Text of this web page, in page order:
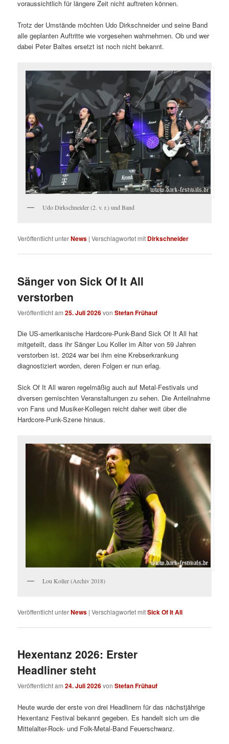
voraussichtlich für längere Zeit nicht auftreten können.
Trotz der Umstände möchten Udo Dirkschneider und seine Band
alle geplanten Auftritte wie vorgesehen wahrnehmen. Ob und wer
dabei Peter Baltes ersetzt ist noch nicht bekannt.
Udo Dirkschneider (2. v. r.) und Band
Veröffentlicht unterNews |Verschlagwortet mit Dirkschneider
Sänger von Sick Of It All
verstorben
Veröffentlicht am25. Juli 2026vonStefan Frühauf
Die US-amerikanische Hardcore-Punk-Band Sick Of It All hat
mitgeteilt, dass ihr Sänger Lou Koller im Alter von 59 Jahren
verstorben ist. 2024 war bei ihm eine Krebserkrankung
diagnostiziert worden, deren Folgen er nun erlag.
Sick Of It All waren regelmäßig auch auf Metal-Festivals und
diversen gemischten Veranstaltungen zu sehen. Die Anteilnahme
von Fans und Musiker-Kollegen reicht daher weit über die
Hardcore-Punk-Szene hinaus.
Lou Koller (Archiv 2018)
Veröffentlicht unterNews |Verschlagwortet mitSick Of It All
Hexentanz 2026: Erster
Headliner steht
Veröffentlicht am24. Juli 2026vonStefan Frühauf
Heute wurde der erste von drei Headlinern für das nächstjährige
Hexentanz Festival bekannt gegeben. Es handelt sich um die
Mittelalter-Rock- und Folk-Metal-Band Feuerschwanz.